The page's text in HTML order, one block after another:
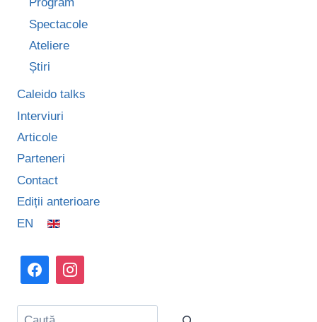
Spectacole
Ateliere
Știri
Caleido talks
Interviuri
Articole
Parteneri
Contact
Ediții anterioare
EN
Caută